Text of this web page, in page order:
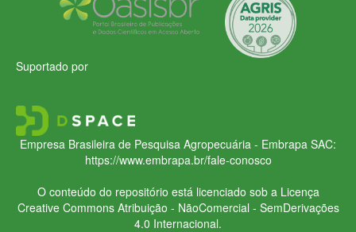
Suportado por
Empresa Brasileira de Pesquisa Agropecuária - Embrapa SAC:
https://www.embrapa.br/fale-conosco
O conteúdo do repositório está licenciado sob a Licença
Creative CommonsAtribuição - NãoComercial - SemDerivações
4.0 Internacional.